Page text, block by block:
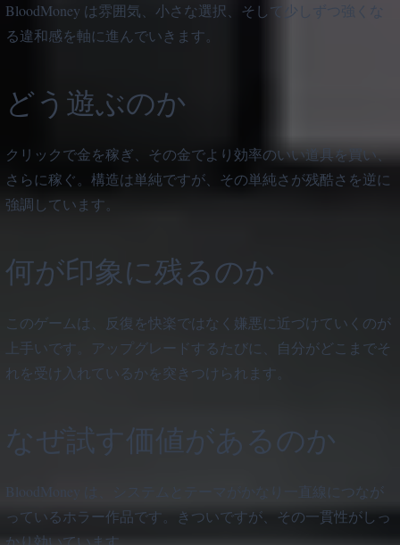
BloodMoney は雰囲気、小さな選択、そして少しずつ強くな
る違和感を軸に進んでいきます。
どう遊ぶのか
クリックで金を稼ぎ、その金でより効率のいい道具を買い、
さらに稼ぐ。構造は単純ですが、その単純さが残酷さを逆に
強調しています。
何が印象に残るのか
このゲームは、反復を快楽ではなく嫌悪に近づけていくのが
上手いです。アップグレードするたびに、自分がどこまでそ
れを受け入れているかを突きつけられます。
なぜ試す価値があるのか
BloodMoney は、システムとテーマがかなり一直線につなが
っているホラー作品です。きついですが、その一貫性がしっ
かり効いています。